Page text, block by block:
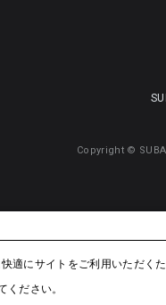
Copyright ©
適にサイトをご利用いただく
ください。​